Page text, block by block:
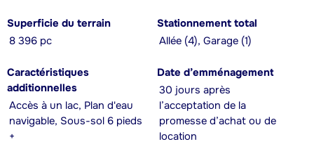
Superficie du terrain
8 396 pc
Stationnement total
Allée (4), Garage (1)
Caractéristiques
additionnelles
Accès à un lac, Plan d'eau
navigable, Sous-sol 6 pieds
+
Date d’emménagement
30 jours après
l’acceptation de la
promesse d’achat ou de
location